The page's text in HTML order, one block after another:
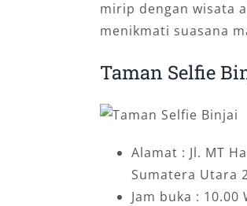
mirip dengan wisata
menikmati suasana
Taman Selfie
Alamat : Jl. MT
Sumatera Utara
Jam buka : 10.00